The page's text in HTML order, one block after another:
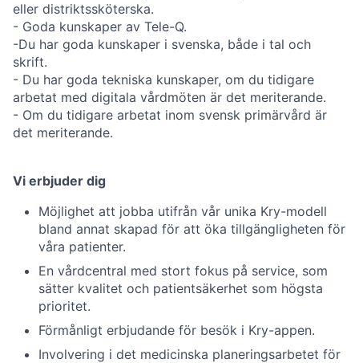
eller distriktssköterska.
- Goda kunskaper av Tele-Q.
-Du har goda kunskaper i svenska, både i tal och
skrift.
- Du har goda tekniska kunskaper, om du tidigare
arbetat med digitala vårdmöten är det meriterande.
- Om du tidigare arbetat inom svensk primärvård är
det meriterande.
Vi erbjuder dig
Möjlighet att jobba utifrån vår unika Kry-modell
bland annat skapad för att öka tillgängligheten för
våra patienter.
En vårdcentral med stort fokus på service, som
sätter kvalitet och patientsäkerhet som högsta
prioritet.
Förmånligt erbjudande för besök i Kry-appen.
Involvering i det medicinska planeringsarbetet för